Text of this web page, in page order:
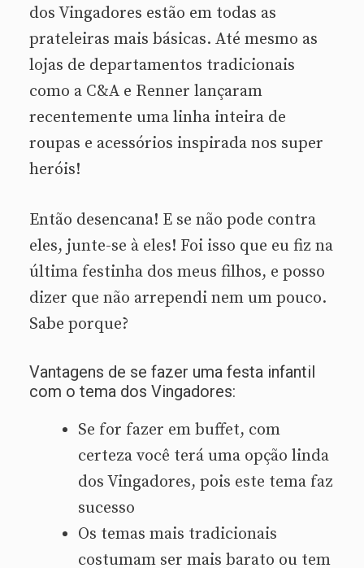
dos Vingadores estão em todas as
prateleiras mais básicas. Até mesmo as
lojas de departamentos tradicionais
como a C&A e Renner lançaram
recentemente uma linha inteira de
roupas e acessórios inspirada nos super
heróis!
Então desencana! E se não pode contra
eles, junte-se à eles! Foi isso que eu fiz na
última festinha dos meus filhos, e posso
dizer que não arrependi nem um pouco.
Sabe porque?
Vantagens de se fazer uma festa infantil
com o tema dos Vingadores:
Se for fazer em buffet, com
certeza você terá uma opção linda
dos Vingadores, pois este tema faz
sucesso
Os temas mais tradicionais
costumam ser mais barato ou tem